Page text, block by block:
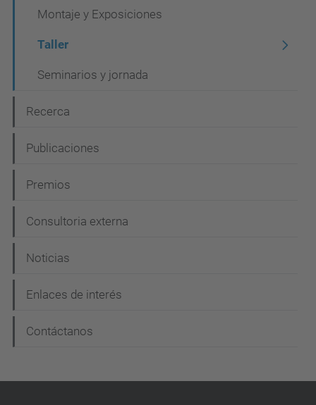
n
Montaje y Exposiciones
Taller
Seminarios y jornada
Recerca
Publicaciones
Premios
Consultoria externa
Noticias
Enlaces de interés
Contáctanos